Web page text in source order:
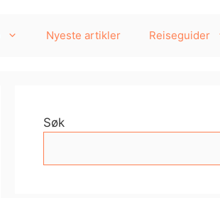
Nyeste artikler Reiseguider
Søk